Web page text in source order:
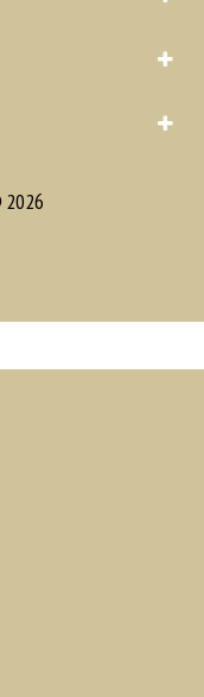
2026